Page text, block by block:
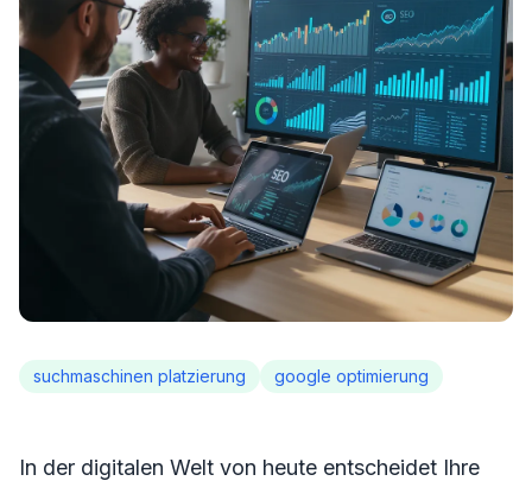
suchmaschinen platzierung google optimierung
In der digitalen Welt von heute entscheidet Ihre